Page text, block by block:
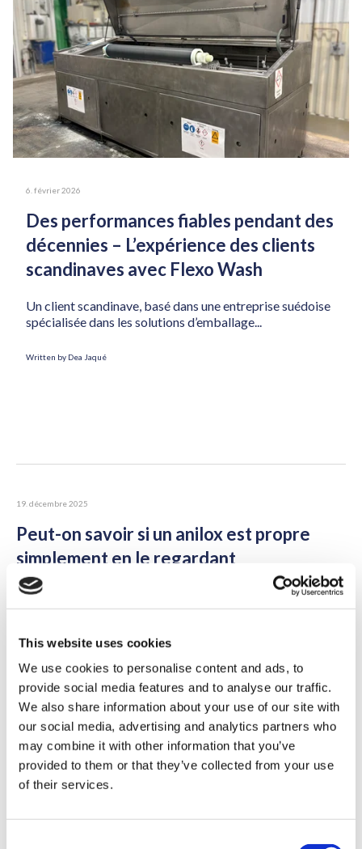
This website uses cookies
We use cookies to personalise content and ads, to
provide social media features and to analyse our traffic.
We also share information about your use of our site with
our social media, advertising and analytics partners who
may combine it with other information that you’ve
provided to them or that they’ve collected from your use
of their services.
6. février 2026
Des performances fiables pendant des
décennies – L’expérience des clients
scandinaves avec Flexo Wash
Un client scandinave, basé dans une entreprise suédoise
spécialisée dans les solutions d’emballage...
Written by Dea Jaqué
19. décembre 2025
Peut-on savoir si un anilox est propre
simplement en le regardant
En impression flexographique, un anilox propre est essentiel
27. novembre 2025
Comment optimiser l'entretien de vos
anilox